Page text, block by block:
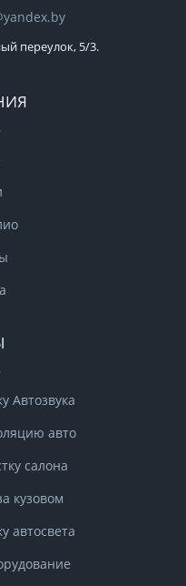
переулок, 5/3.
Автозвука
авто
салона
кузовом
автосвета